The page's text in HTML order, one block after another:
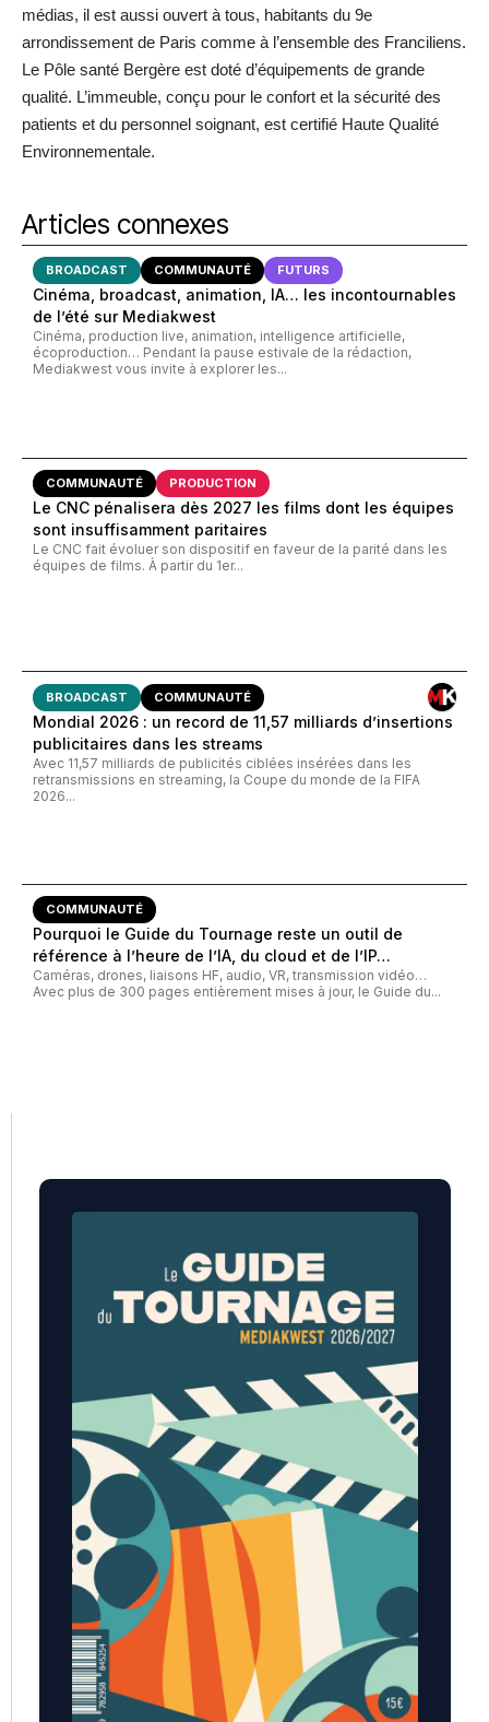
médias, il est aussi ouvert à tous, habitants du 9e
arrondissement de Paris comme à l’ensemble des Franciliens.
Le Pôle santé Bergère est doté d’équipements de grande
qualité. L’immeuble, conçu pour le confort et la sécurité des
patients et du personnel soignant, est certifié Haute Qualité
Environnementale.
Articles connexes
BROADCAST COMMUNAUTÉ FUTURS
Cinéma, broadcast, animation, IA… les incontournables
de l’été sur Mediakwest
Cinéma, production live, animation, intelligence artificielle,
écoproduction… Pendant la pause estivale de la rédaction,
Mediakwest vous invite à explorer les...
COMMUNAUTÉ PRODUCTION
Le CNC pénalisera dès 2027 les films dont les équipes
sont insuffisamment paritaires
Le CNC fait évoluer son dispositif en faveur de la parité dans les
équipes de films. À partir du 1er...
BROADCAST COMMUNAUTÉ
Mondial 2026 : un record de 11,57 milliards d’insertions
publicitaires dans les streams
Avec 11,57 milliards de publicités ciblées insérées dans les
retransmissions en streaming, la Coupe du monde de la FIFA
2026...
COMMUNAUTÉ
Pourquoi le Guide du Tournage reste un outil de
référence à l’heure de l’IA, du cloud et de l’IP…
Caméras, drones, liaisons HF, audio, VR, transmission vidéo…
Avec plus de 300 pages entièrement mises à jour, le Guide du...